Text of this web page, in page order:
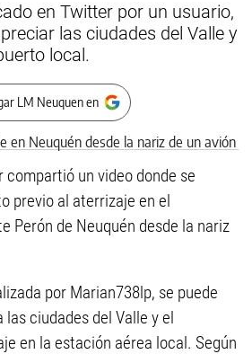
en Twitter por un usuario,
las ciudades del Valle y
local.
LM Neuquen en
compartió un video donde se
previo al aterrizaje en el
Perón de Neuquén desde la nariz
por Marian738lp, se puede
ciudades del Valle y el
en la estación aérea local. Según